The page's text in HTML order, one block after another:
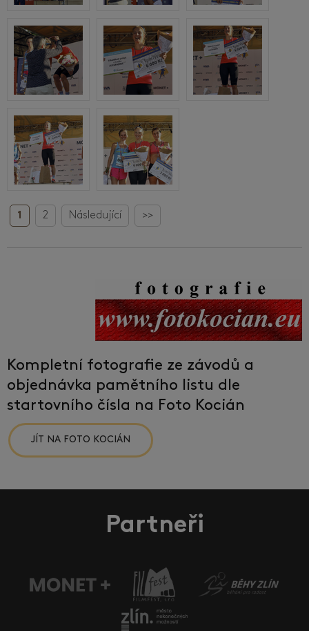
1 2 Následující >>
Kompletní fotografie ze závodů a
objednávka pamětního listu dle
startovního čísla na Foto Kocián
JÍT NA FOTO KOCIÁN
Partneři